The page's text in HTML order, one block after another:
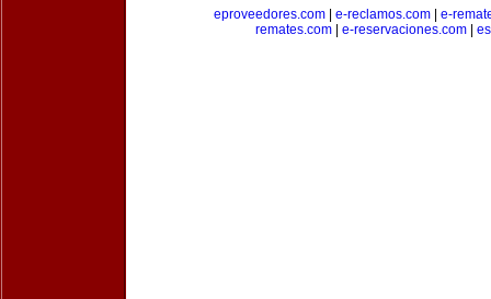
eproveedores.com
e-reclamos.com
e-
remates.com| e-reservaciones.com|